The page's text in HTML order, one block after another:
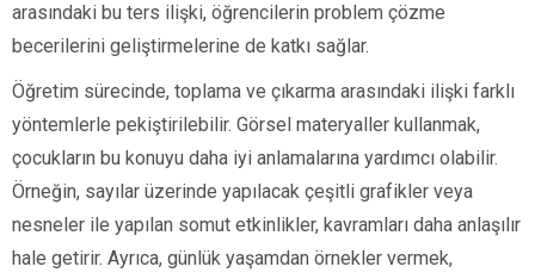
arasındaki bu ters ilişki, öğrencilerin problem çözme
becerilerini geliştirmelerine de katkı sağlar.
Öğretim sürecinde, toplama ve çıkarma arasındaki ilişki farklı
yöntemlerle pekiştirilebilir. Görsel materyaller kullanmak,
çocukların bu konuyu daha iyi anlamalarına yardımcı olabilir.
Örneğin, sayılar üzerinde yapılacak çeşitli grafikler veya
nesneler ile yapılan somut etkinlikler, kavramları daha anlaşılır
hale getirir. Ayrıca, günlük yaşamdan örnekler vermek,